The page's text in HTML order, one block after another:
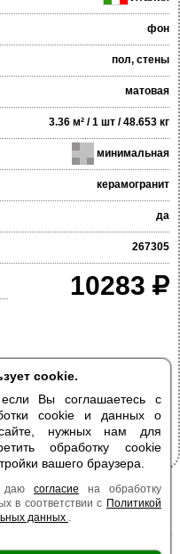
cookie.
Вы соглашаетесь с
cookie и данных о
нужных нам для
обработку cookie
вашего браузера.
даю согласие на обработку
в соответствии с Политикой
данных .
фон
пол, стены
матовая
3.36 м² / 1 шт / 48.653 кг
минимальная
керамогранит
да
267305
10283
КОРЗИНУ
|